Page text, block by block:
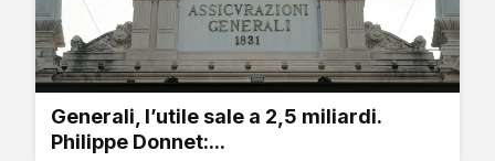
Generali, l’utile sale a 2,5 miliardi.
Philippe Donnet:...